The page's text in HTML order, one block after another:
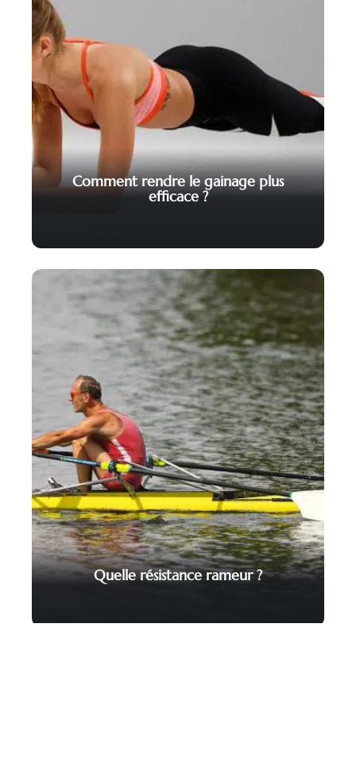
Comment rendre le gainage plus
efficace ?
Quelle résistance rameur ?